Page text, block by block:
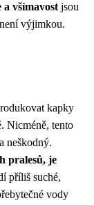
a všímavost jsou
výjimkou.
kapky
Nicméně, tento
neškodný.
pralesů, je
příliš suché,
vody